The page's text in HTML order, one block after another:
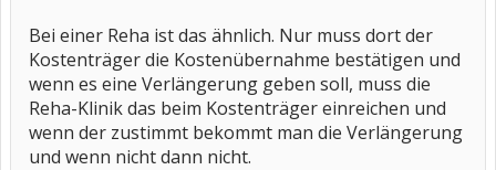
Bei einer Reha ist das ähnlich. Nur muss dort der
Kostenträger die Kostenübernahme bestätigen und
wenn es eine Verlängerung geben soll, muss die
Reha-Klinik das beim Kostenträger einreichen und
wenn der zustimmt bekommt man die Verlängerung
und wenn nicht dann nicht.